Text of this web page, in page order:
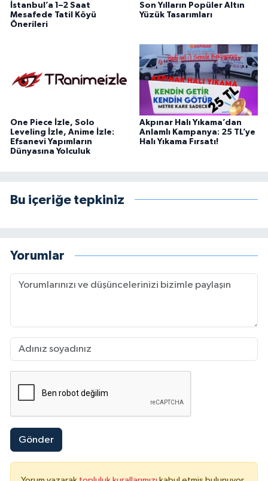
İstanbul’a 1–2 Saat
Mesafede Tatil Köyü
Önerileri
Son Yılların Popüler Altın
Yüzük Tasarımları
One Piece İzle, Solo
Leveling İzle, Anime İzle:
Efsanevi Yapımların
Dünyasına Yolculuk
Akpınar Halı Yıkama’dan
Anlamlı Kampanya: 25 TL’ye
Halı Yıkama Fırsatı!
Bu içeriğe tepkiniz
Yorumlar
Gönder